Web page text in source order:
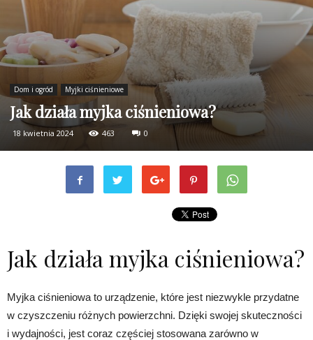
Dom i ogród Myjki ciśnieniowe
Jak działa myjka ciśnieniowa?
18 kwietnia 2024 463 0
Jak działa myjka ciśnieniowa?
Myjka ciśnieniowa to urządzenie, które jest niezwykle przydatne
w czyszczeniu różnych powierzchni. Dzięki swojej skuteczności
i wydajności, jest coraz częściej stosowana zarówno w